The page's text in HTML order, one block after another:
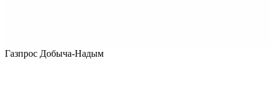
Газпрос Добыча-Надым